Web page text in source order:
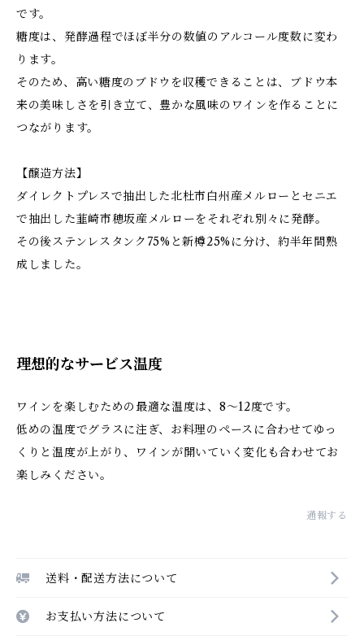
です。
糖度は、発酵過程でほぼ半分の数値のアルコール度数に変わ
ります。
そのため、高い糖度のブドウを収穫できることは、ブドウ本
来の美味しさを引き立て、豊かな風味のワインを作ることに
つながります。
【醸造方法】
ダイレクトプレスで抽出した北杜市白州産メルローとセニエ
で抽出した韮崎市穂坂産メルローをそれぞれ別々に発酵。
その後ステンレスタンク75%と新樽25%に分け、約半年間熟
成しました。
理想的なサービス温度
ワインを楽しむための最適な温度は、8～12度です。
低めの温度でグラスに注ぎ、お料理のペースに合わせてゆっ
くりと温度が上がり、ワインが開いていく変化も合わせてお
楽しみください。
通報する
送料・配送方法について
お支払い方法について